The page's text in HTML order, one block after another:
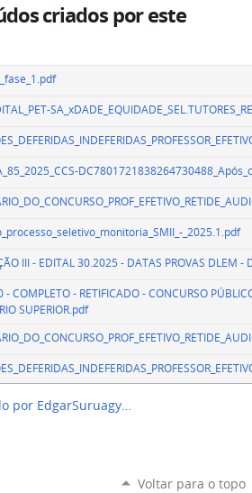
criados por este
_2025.1.pdf
III - EDITAL 30.2025 - DATAS PROVAS DLEM -
- COMPLETO - RETIFICADO - CONCURSO
SUPERIOR.pdf
por EdgarSuruagy…
Voltar para o topo